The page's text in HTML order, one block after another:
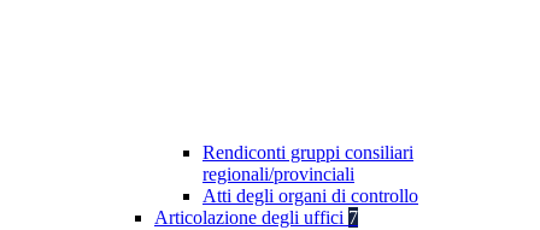
Rendiconti gruppi consiliari
regionali/provinciali
Atti degli organi di controllo
Articolazione degli uffici 7